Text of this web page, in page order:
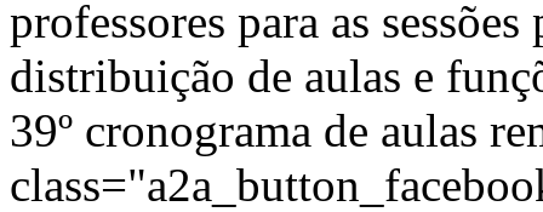
professores para as
distribuição de aulas e
39º cronograma de aulas